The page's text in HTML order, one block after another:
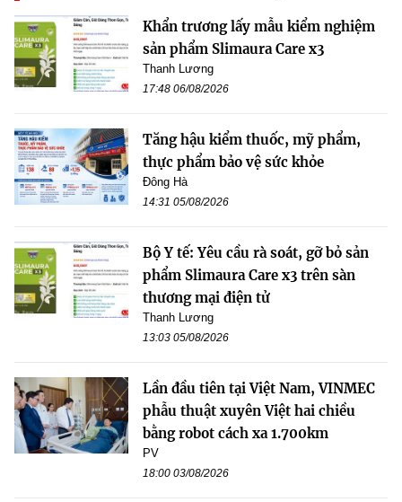
Khẩn trương lấy mẫu kiểm nghiệm
sản phẩm Slimaura Care x3
Thanh Lương
17:48 06/08/2026
Tăng hậu kiểm thuốc, mỹ phẩm,
thực phẩm bảo vệ sức khỏe
Đông Hà
14:31 05/08/2026
Bộ Y tế: Yêu cầu rà soát, gỡ bỏ sản
phẩm Slimaura Care x3 trên sàn
thương mại điện tử
Thanh Lương
13:03 05/08/2026
Lần đầu tiên tại Việt Nam, VINMEC
phẫu thuật xuyên Việt hai chiều
bằng robot cách xa 1.700km
PV
18:00 03/08/2026